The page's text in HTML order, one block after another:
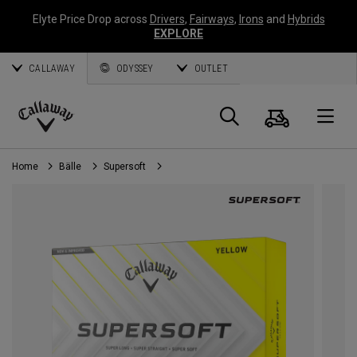
Elyte Price Drop across Drivers, Fairways, Irons and Hybrids
EXPLORE
CALLAWAY ODYSSEY OUTLET
Callaway
Golf
Suche
Home Bälle Supersoft